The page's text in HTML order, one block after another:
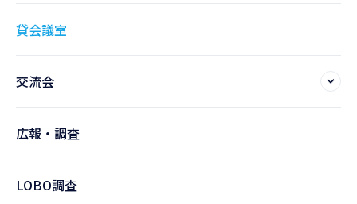
貸会議室
交流会
広報・調査
LOBO調査